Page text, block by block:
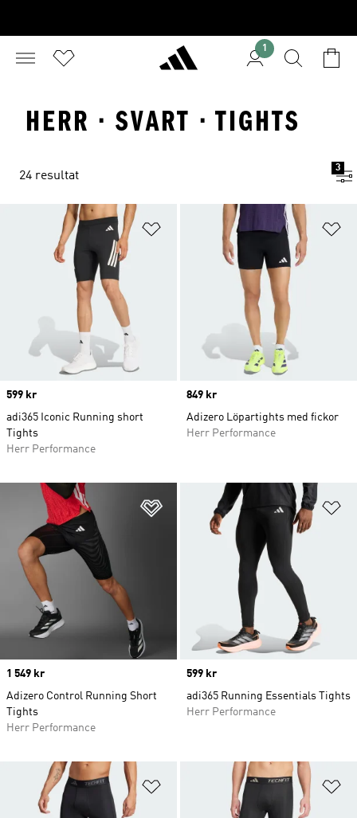
1
HERR · SVART · TIGHTS
24 resultat
3
Lägg till på önskelistan
Price
599 kr
adi365 Iconic Running short
Tights
Herr Performance
Price
849 kr
Adizero Löpartights med fickor
Herr Performance
Lägg till på önskelistan
Price
1 549 kr
Adizero Control Running Short
Tights
Herr Performance
Price
599 kr
adi365 Running Essentials Tights
Herr Performance
Lägg till på önskelistan